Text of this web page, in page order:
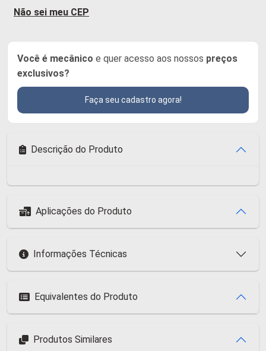
Não sei meu CEP
Você é mecânico e quer acesso aos nossos preços
exclusivos?
Faça seu cadastro agora!
Descrição do Produto
Aplicações do Produto
Informações Técnicas
Equivalentes do Produto
Produtos Similares